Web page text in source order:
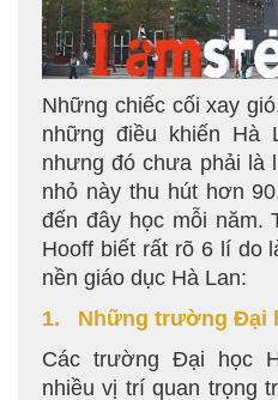
Những chiếc cối xay
những điều khiến Hà
nhưng đó chưa phải là
nhỏ này thu hút hơn
đến đây học mỗi năm.
Hooff biết rất rõ 6 lí do
nền giáo dục Hà Lan:
1. Những trường Đại
Các trường Đại học
nhiều vị trí quan trọng